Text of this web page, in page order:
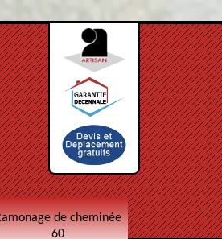
de cheminée
60